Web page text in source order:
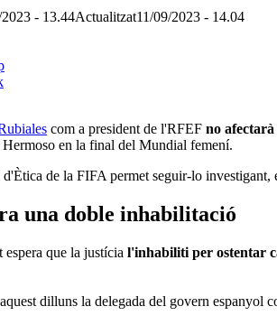
2023 - 13.44Actualitzat11/09/2023 - 14.04
com a president de l'RFEF no
en la final del Mundial femení.
de la FIFA permet seguir-lo
una doble inhabilitació
que la justícia l'inhabiliti per ostentar
dilluns la delegada del govern espanyol